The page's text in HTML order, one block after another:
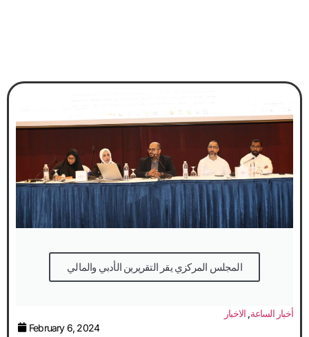
المجلس المركزي يقر التقريرين الأدبي والمالي
أخبار الساعة, الاخبار
February 6, 2024